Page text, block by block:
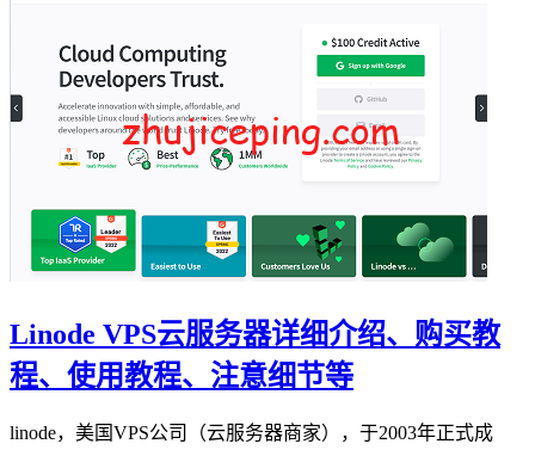
Linode VPS云服务器详细介绍、购买教
程、使用教程、注意细节等
linode，美国VPS公司（云服务器商家），于2003年正式成